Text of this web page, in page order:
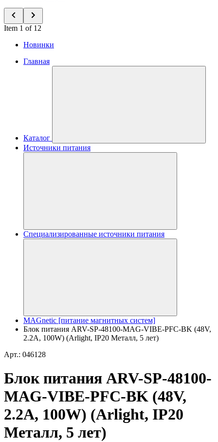
Item 1 of 12
Новинки
Главная
Каталог
Источники питания
Специализированные источники питания
MAGnetic [питание магнитных систем]
Блок питания ARV-SP-48100-MAG-VIBE-PFC-BK (48V,
2.2A, 100W) (Arlight, IP20 Металл, 5 лет)
Арт.: 046128
Блок питания ARV-SP-48100-
MAG-VIBE-PFC-BK (48V,
2.2A, 100W) (Arlight, IP20
Металл, 5 лет)